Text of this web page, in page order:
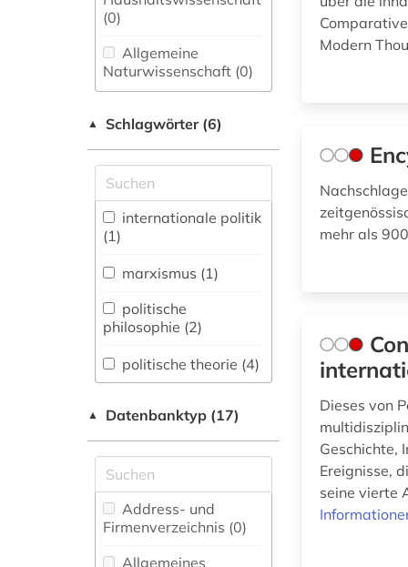
(0)
Allgemeine
Naturwissenschaft (0)
fachübergreifende
Allgemeine und
vergleichende Sprach-
und
Literaturwissenschaft.
Außereuropäische
Literaturen (0)
Anglistik.
Amerikanistik (0)
Vermessungswesen (0)
Biologie,
Biotechnologie (0)
Buch- und
▲ Schlagwörter (6)
internationale politik
(1)
marxismus (1)
politische
philosophie (2)
politische theorie (4)
wissenschaft (1)
wörterbuch (2)
▲ Datenbanktyp (17)
Address- und
Firmenverzeichnis (0)
Allgemeines
Modern
mehr als
Dieses von
Geschichte,
Ereignisse,
seine vierte